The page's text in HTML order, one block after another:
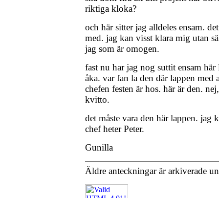
riktiga kloka?
och här sitter jag alldeles ensam.
med. jag kan visst klara mig utan
jag som är omogen.
fast nu har jag nog suttit ensam
åka. var fan la den där lappen med
chefen festen är hos. här är den.
kvitto.
det måste vara den här lappen. jag
chef heter Peter.
Gunilla
Äldre anteckningar är arkiverade